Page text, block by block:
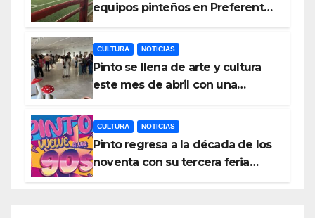
equipos pinteños en Preferente
Pinto bajo amenaza
CULTURA NOTICIAS
Pinto se llena de arte y cultura
este mes de abril con una
exposiciones y espectáculos
CULTURA NOTICIAS
Pinto regresa a la década de los
noventa con su tercera feria